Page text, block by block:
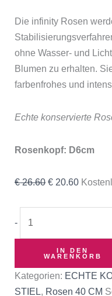
Die infinity Rosen
ohne Wasser- und
Blumen zu erhalten.
farbenfrohes und
Echte konservierte
Rosenkopf: D6cm
€26.60 € 20.60
-
IN DEN
WARENKORB
Kategorien: ECHTE
STIEL
Rosen 40 CM